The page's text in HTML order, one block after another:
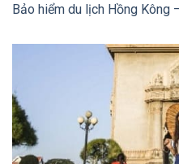
Bảo hiểm du lịch Hồng Kông